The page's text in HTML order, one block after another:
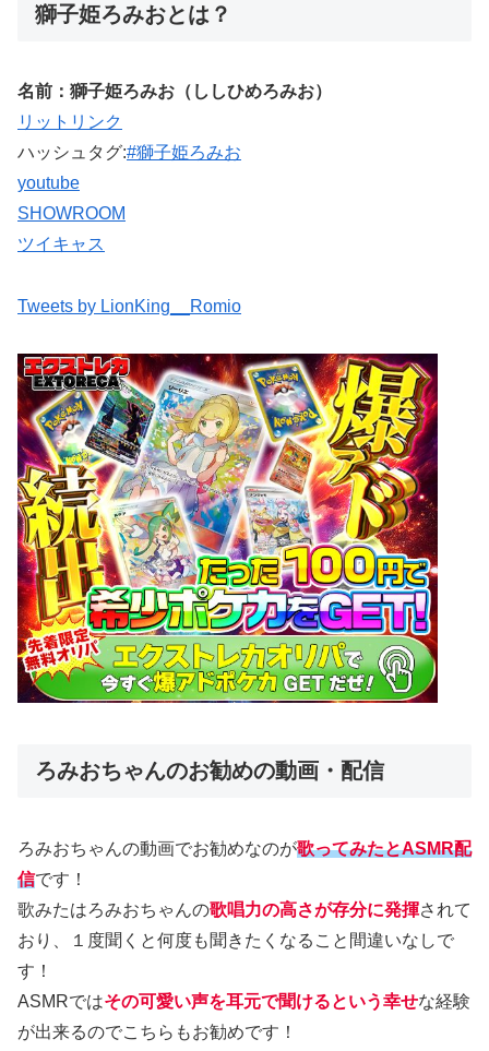
獅子姫ろみおとは？
名前：獅子姫ろみお（ししひめろみお）
リットリンク
ハッシュタグ:#獅子姫ろみお
youtube
SHOWROOM
ツイキャス
Tweets by LionKing__Romio
ろみおちゃんのお勧めの動画・配信
ろみおちゃんの動画でお勧めなのが歌ってみたとASMR配
信です！
歌みたはろみおちゃんの歌唱力の高さが存分に発揮されて
おり、１度聞くと何度も聞きたくなること間違いなしで
す！
ASMRではその可愛い声を耳元で聞けるという幸せな経験
が出来るのでこちらもお勧めです！